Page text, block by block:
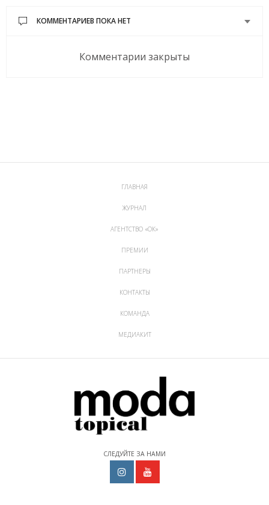
КОММЕНТАРИЕВ ПОКА НЕТ
Комментарии закрыты
ГЛАВНАЯ
ЖУРНАЛ
АГЕНТСТВО «ОК»
ПРЕМИИ
ПАРТНЕРЫ
КОНТАКТЫ
КОМАНДА
МЕДИАКИТ
СЛЕДУЙТЕ ЗА НАМИ